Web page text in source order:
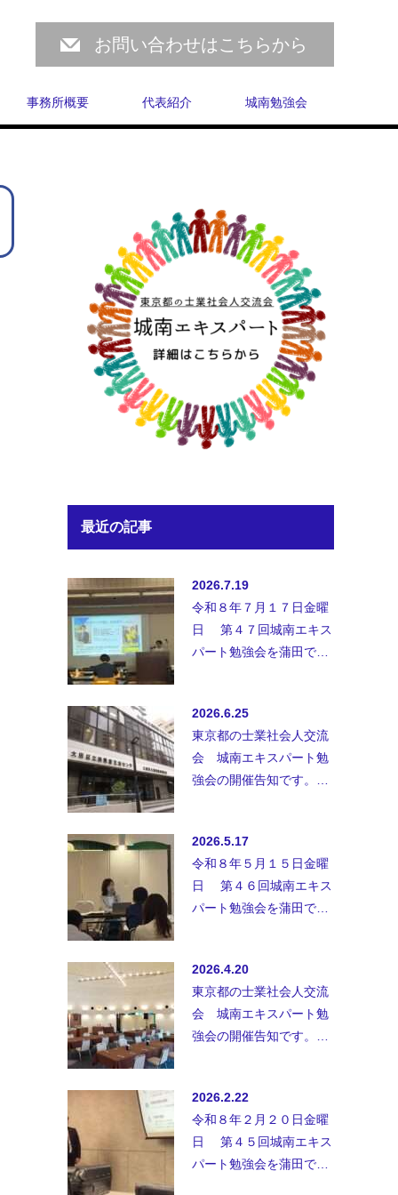
お問い合わせはこちらから
事務所概要 代表紹介 城南勉強会
最近の記事
2026.7.19
令和８年７月１７日金曜
日 第４７回城南エキス
パート勉強会を蒲田で開
…
2026.6.25
東京都の士業社会人交流
会 城南エキスパート勉
強会の開催告知です。士
ておりま…
2026.5.17
令和８年５月１５日金曜
日 第４６回城南エキス
パート勉強会を蒲田で開
ル 定…
2026.4.20
東京都の士業社会人交流
会 城南エキスパート勉
強会の開催告知です。士
ておりま…
2026.2.22
令和８年２月２０日金曜
日 第４５回城南エキス
パート勉強会を蒲田で開